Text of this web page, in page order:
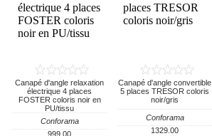
Canapé d'angle relaxation
électrique 4 places
FOSTER coloris noir en
PU/tissu
Conforama
999.00
Canapé d'angle convertible
5 places TRESOR coloris
noir/gris
Conforama
1329.00